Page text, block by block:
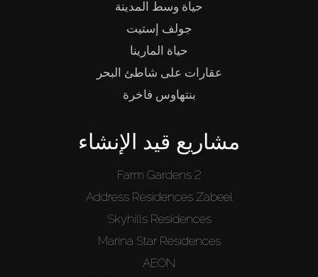
حياة وسط المدينة
جولف إستيت
حياة المارينا
عقارات على شاطئ البحر
بنتهاوس فاخرة
مشاريع قيد الإنشاء
Farm Gardens 2
Address Residences Zabeel
Skyhills Residences
Marina Star Residences
AEON